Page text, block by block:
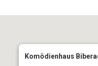
Komödienhaus